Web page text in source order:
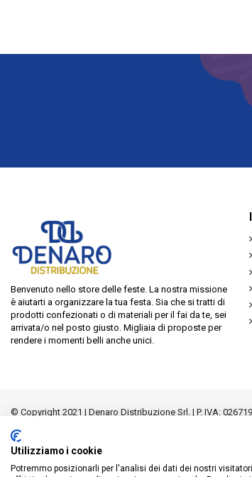
Categoria Prodotto
Benvenuto nello store delle feste. La nostra missione
è aiutarti a organizzare la tua festa. Sia che si tratti di
prodotti confezionati o di materiali per il fai da te, sei
arrivata/o nel posto giusto. Migliaia di proposte per
rendere i momenti belli anche unici.
© Copyright 2021 | Denaro Distribuzione Srl. | P. IVA:
Utilizziamo i cookie
Potremmo posizionarli per l'analisi dei dati dei nostri